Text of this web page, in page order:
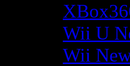
Wii U
Wii